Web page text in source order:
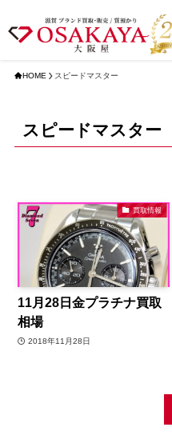
HOME スピードマスター
スピードマスター
買取情報
11月28日金プラチナ買取
相場
2018年11月28日